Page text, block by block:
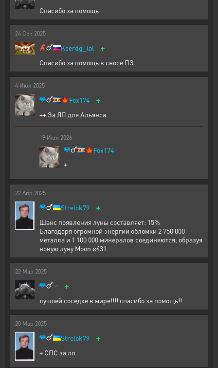
Спасибо за помощь
24 Сен 2025
Kserdg_lal +
Спасибо за помощь в сносе ПЗ.
4 Июл 2025
🍁Fox174 +
++ За ЛП для Альянса
19 Июл 2026
🍁Fox174
+
22 Апр 2025
Strelok79 +
Шанс появления луны составляет: 15%
Благодаря огромной энергии обломки 2 750 000
металла и 1 100 000 минералов соединяются, образуя
новую луну Moon ⌀431
22 Мар 2025
+
лучшей соседке в мире!!!! спасибо за помощь!!
20 Мар 2025
Strelok79 +
+ СПС за лп